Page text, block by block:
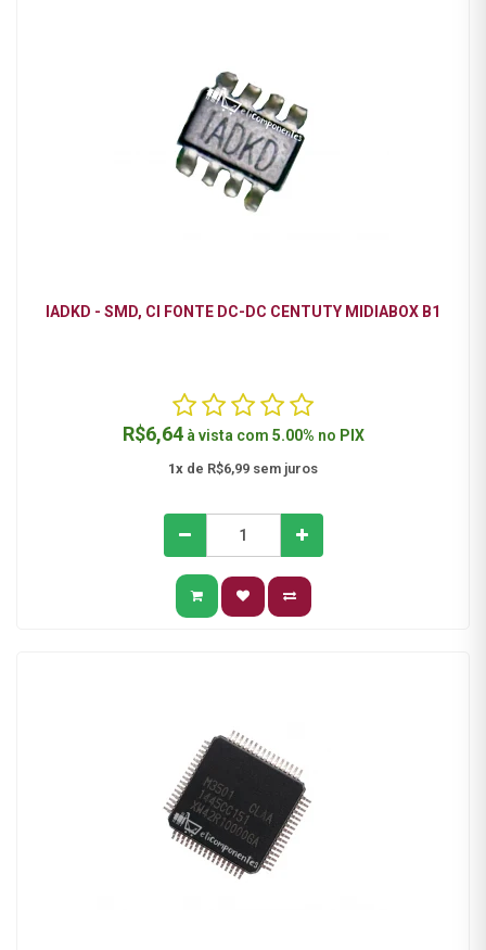
IADKD - SMD, CI FONTE DC-DC CENTUTY MIDIABOX B1
R$6,64 à vista com 5.00% no PIX
1x de R$6,99 sem juros